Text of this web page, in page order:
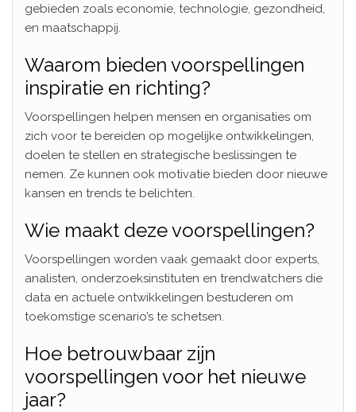
gebieden zoals economie, technologie, gezondheid,
en maatschappij.
Waarom bieden voorspellingen
inspiratie en richting?
Voorspellingen helpen mensen en organisaties om
zich voor te bereiden op mogelijke ontwikkelingen,
doelen te stellen en strategische beslissingen te
nemen. Ze kunnen ook motivatie bieden door nieuwe
kansen en trends te belichten.
Wie maakt deze voorspellingen?
Voorspellingen worden vaak gemaakt door experts,
analisten, onderzoeksinstituten en trendwatchers die
data en actuele ontwikkelingen bestuderen om
toekomstige scenario’s te schetsen.
Hoe betrouwbaar zijn
voorspellingen voor het nieuwe
jaar?